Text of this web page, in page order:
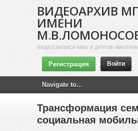
ВИДЕОАРХИВ
ИМЕНИ
ВИДЕОЗАПИСИ МФК И ДРУГИЕ
Регистрация Войти
Трансформация
социальная